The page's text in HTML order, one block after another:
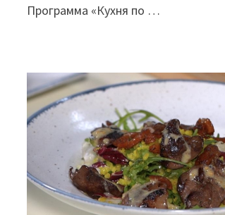
Программа «Кухня по …